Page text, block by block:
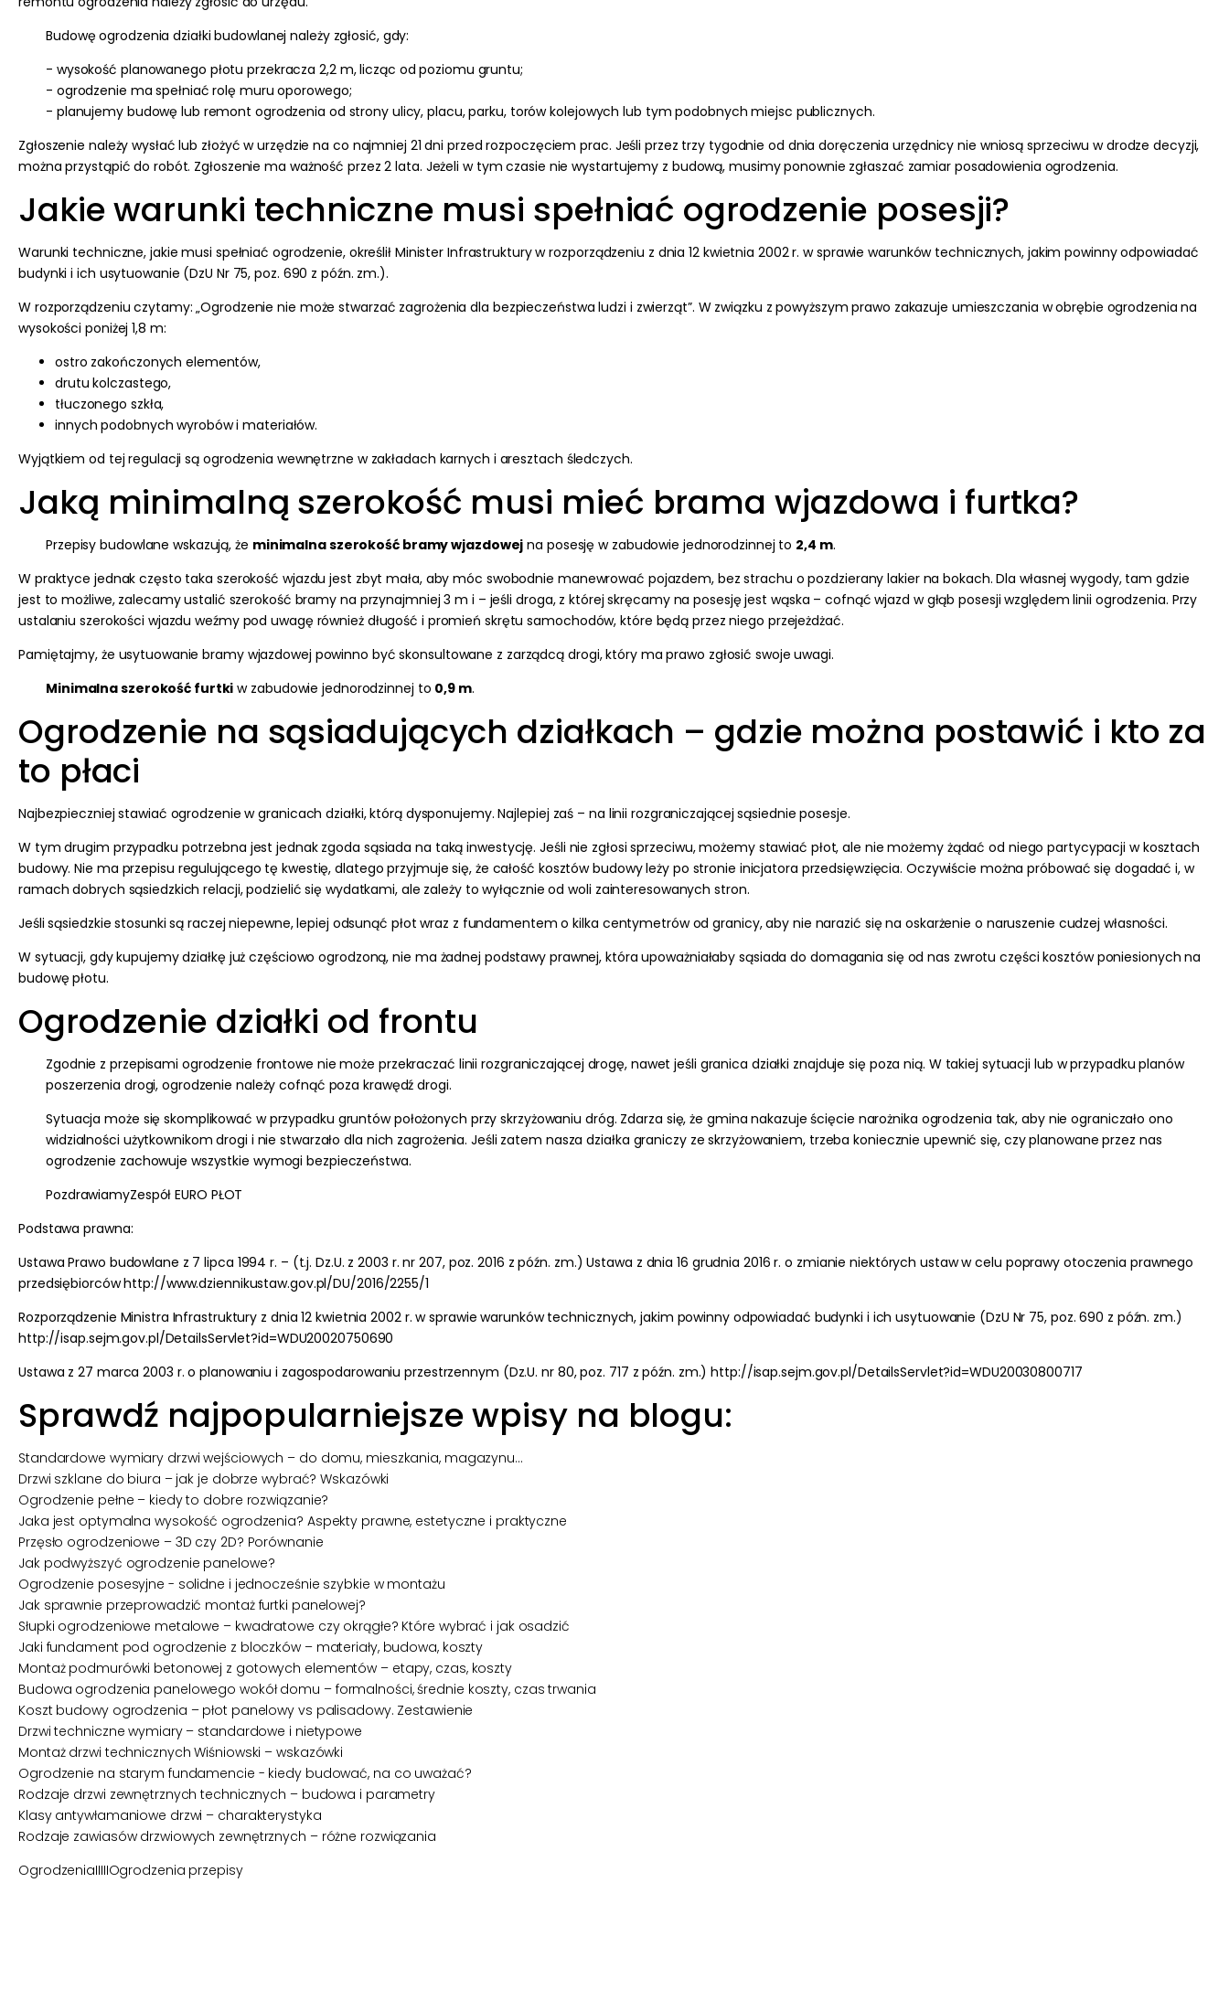
Budowę ogrodzenia działki budowlanej należy zgłosić, gdy:
- wysokość planowanego płotu przekracza 2,2 m, licząc od poziomu gruntu;
- ogrodzenie ma spełniać rolę muru oporowego;
- planujemy budowę lub remont ogrodzenia od strony ulicy, placu, parku, torów kolejowych lub tym podobnych miejsc publicznych.
Zgłoszenie należy wysłać lub złożyć w urzędzie na co najmniej 21 dni przed rozpoczęciem prac. Jeśli przez trzy tygodnie od dnia doręczenia urzędnicy nie wniosą sprzeciwu w drodze decyzji,
można przystąpić do robót. Zgłoszenie ma ważność przez 2 lata. Jeżeli w tym czasie nie wystartujemy z budową, musimy ponownie zgłaszać zamiar posadowienia ogrodzenia.
Jakie warunki techniczne musi spełniać ogrodzenie posesji?
Warunki techniczne, jakie musi spełniać ogrodzenie, określił Minister Infrastruktury w rozporządzeniu z dnia 12 kwietnia 2002 r. w sprawie warunków technicznych, jakim powinny odpowiadać
budynki i ich usytuowanie (DzU Nr 75, poz. 690 z późn. zm.).
W rozporządzeniu czytamy: „Ogrodzenie nie może stwarzać zagrożenia dla bezpieczeństwa ludzi i zwierząt”. W związku z powyższym prawo zakazuje umieszczania w obrębie ogrodzenia na
wysokości poniżej 1,8 m:
ostro zakończonych elementów,
drutu kolczastego,
tłuczonego szkła,
innych podobnych wyrobów i materiałów.
Wyjątkiem od tej regulacji są ogrodzenia wewnętrzne w zakładach karnych i aresztach śledczych.
Jaką minimalną szerokość musi mieć brama wjazdowa i furtka?
Przepisy budowlane wskazują, że minimalna szerokość bramy wjazdowej na posesję w zabudowie jednorodzinnej to 2,4 m.
W praktyce jednak często taka szerokość wjazdu jest zbyt mała, aby móc swobodnie manewrować pojazdem, bez strachu o pozdzierany lakier na bokach. Dla własnej wygody, tam gdzie
jest to możliwe, zalecamy ustalić szerokość bramy na przynajmniej 3 m i – jeśli droga, z której skręcamy na posesję jest wąska – cofnąć wjazd w głąb posesji względem linii ogrodzenia. Przy
ustalaniu szerokości wjazdu weźmy pod uwagę również długość i promień skrętu samochodów, które będą przez niego przejeżdżać.
Pamiętajmy, że usytuowanie bramy wjazdowej powinno być skonsultowane z zarządcą drogi, który ma prawo zgłosić swoje uwagi.
Minimalna szerokość furtki w zabudowie jednorodzinnej to 0,9 m.
Ogrodzenie na sąsiadujących działkach – gdzie można postawić i kto za
to płaci
Najbezpieczniej stawiać ogrodzenie w granicach działki, którą dysponujemy. Najlepiej zaś – na linii rozgraniczającej sąsiednie posesje.
W tym drugim przypadku potrzebna jest jednak zgoda sąsiada na taką inwestycję. Jeśli nie zgłosi sprzeciwu, możemy stawiać płot, ale nie możemy żądać od niegopartycypacji w kosztach
budowy. Nie ma przepisu regulującego tę kwestię, dlategoprzyjmuje się, że całość kosztów budowy leży po stronie inicjatora przedsięwzięcia. Oczywiście można próbować się dogadać i, w
ramach dobrych sąsiedzkich relacji, podzielić się wydatkami, ale zależy to wyłącznie od woli zainteresowanych stron.
Jeśli sąsiedzkie stosunki są raczej niepewne, lepiej odsunąć płot wraz z fundamentem o kilka centymetrów od granicy, aby nie narazić się na oskarżenie o naruszenie cudzej własności.
W sytuacji, gdy kupujemy działkę już częściowo ogrodzoną,nie ma żadnej podstawy prawnej, która upoważniałaby sąsiada do domagania się od nas zwrotu części kosztów poniesionych na
budowę płotu.
Ogrodzenie działki od frontu
Zgodnie z przepisami ogrodzenie frontowe nie może przekraczać linii rozgraniczającej drogę, nawet jeśli granica działki znajduje się poza nią. W takiej sytuacji lub w przypadku planów
poszerzenia drogi, ogrodzenie należy cofnąć poza krawędź drogi.
Sytuacja może się skomplikować w przypadku gruntów położonych przy skrzyżowaniu dróg. Zdarza się, że gmina nakazuje ścięcie narożnika ogrodzenia tak, aby nie ograniczało ono
widzialności użytkownikom drogi i nie stwarzało dla nich zagrożenia. Jeśli zatem nasza działka graniczy ze skrzyżowaniem, trzeba koniecznie upewnić się, czy planowane przez nas
ogrodzenie zachowuje wszystkie wymogi bezpieczeństwa.
PozdrawiamyZespółEURO PŁOT
Podstawa prawna:
Ustawa Prawo budowlane z 7 lipca 1994 r. – (t.j. Dz.U. z 2003 r. nr 207, poz. 2016 z późn. zm.) Ustawa z dnia 16 grudnia 2016 r. o zmianie niektórych ustaw w celu poprawy otoczenia prawnego
przedsiębiorcówhttp://www.dziennikustaw.gov.pl/DU/2016/2255/1
Rozporządzenie Ministra Infrastruktury z dnia 12 kwietnia 2002 r. w sprawie warunków technicznych, jakim powinny odpowiadać budynki i ich usytuowanie (DzU Nr 75, poz. 690 z późn. zm.)
http://isap.sejm.gov.pl/DetailsServlet?id=WDU20020750690
Ustawa z 27 marca 2003 r. o planowaniu i zagospodarowaniu przestrzennym (Dz.U. nr 80, poz. 717 z późn. zm.)http://isap.sejm.gov.pl/DetailsServlet?id=WDU20030800717
Sprawdź najpopularniejsze wpisy na blogu:
Standardowe wymiary drzwi wejściowych – do domu, mieszkania, magazynu...
Drzwi szklane do biura – jak je dobrze wybrać? Wskazówki
Ogrodzenie pełne – kiedy to dobre rozwiązanie?
Jaka jest optymalna wysokość ogrodzenia? Aspekty prawne, estetyczne i praktyczne
Przęsło ogrodzeniowe – 3D czy 2D? Porównanie
Jak podwyższyć ogrodzenie panelowe?
Ogrodzenie posesyjne - solidne i jednocześnie szybkie w montażu
Jak sprawnie przeprowadzić montaż furtki panelowej?
Słupki ogrodzeniowe metalowe – kwadratowe czy okrągłe? Które wybrać i jak osadzić
Jaki fundament pod ogrodzenie z bloczków – materiały, budowa, koszty
Montaż podmurówki betonowej z gotowych elementów – etapy, czas, koszty
Budowa ogrodzenia panelowego wokół domu – formalności, średnie koszty, czas trwania
Koszt budowy ogrodzenia – płot panelowy vs palisadowy. Zestawienie
Drzwi techniczne wymiary – standardowe i nietypowe
Montaż drzwi technicznych Wiśniowski – wskazówki
Ogrodzenie na starym fundamencie - kiedy budować, na co uważać?
Rodzaje drzwi zewnętrznych technicznych – budowa i parametry
Klasy antywłamaniowe drzwi – charakterystyka
Rodzaje zawiasów drzwiowych zewnętrznych – różne rozwiązania
OgrodzeniaIIIIIOgrodzenia przepisy